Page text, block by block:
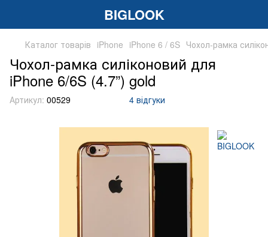
BIGLOOK
Каталог товарів iPhone iPhone 6 / 6S Чохол-рамка
Чохол-рамка силіконовий для
iPhone 6/6S (4.7”) gold
Артикул: 00529 4 відгуки